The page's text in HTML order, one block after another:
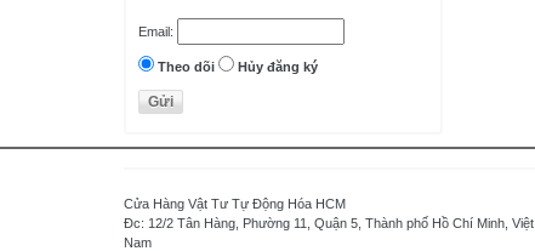
Delta - Taiwan
Danfoss - Denmark
DAITRON
Di-soric - Germany
Email:
Theo dõi Hủy đăng ký
Cửa Hàng Vật Tư Tự Động Hóa HCM
Đc: 12/2 Tân Hàng, Phường 11, Quận 5, Thành phố Hồ Chí Minh, Việt
Nam